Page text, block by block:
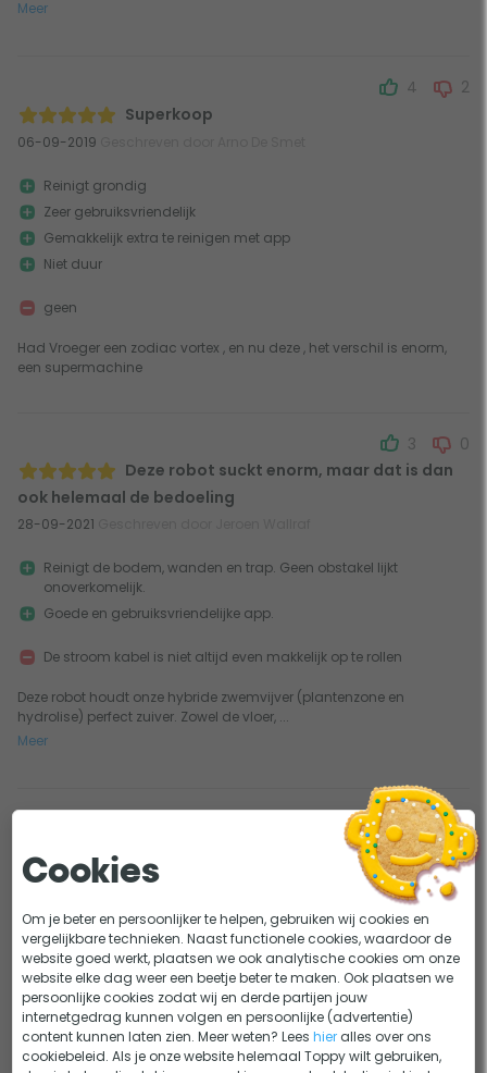
Meer
Superkoop
06-09-2019
4 2
Had Vroeger een zodiac vortex , en nu deze , het verschil is enorm,
een supermachine
Reinigt grondig
Zeer gebruiksvriendelijk
Gemakkelijk extra te reinigen met app
Niet duur
geen
Deze robot suckt enorm, maar dat is dan
ook helemaal de bedoeling
28-09-2021
3 0
Deze robot houdt onze hybride zwemvijver (plantenzone en
hydrolise) perfect zuiver. Zowel de vloer, ...
Meer
Reinigt de bodem, wanden en trap. Geen obstakel lijkt
onoverkomelijk.
Goede en gebruiksvriendelijke app.
De stroom kabel is niet altijd even makkelijk op te rollen
Perfect apparaat dat eenvoudig is te
bedienen en dat het complete zwembad perfect
schoonmaakt. Door de swivel geen knopen in je kabel. Is
wel wat zwaat als je het uit het water pakt, maar het
water loopt er snel uit.
08-05-2021Geschreven door Dirk Hummel
3 0
Eenvoudig in elkaar te zetten en aan te sluiten
Maakt het zwembad perfect schoon
Cookies
Om je beter en persoonlijker te helpen, gebruiken wij cookies en
vergelijkbare technieken. Naast functionele cookies, waardoor de
website goed werkt, plaatsen we ook analytische cookies om onze
website elke dag weer een beetje beter te maken. Ook plaatsen we
persoonlijke cookies zodat wij en derde partijen jouw
internetgedrag kunnen volgen en persoonlijke (advertentie)
content kunnen laten zien. Meer weten? Leeshier alles over ons
cookiebeleid. Als je onze website helemaal Toppy wilt gebruiken,